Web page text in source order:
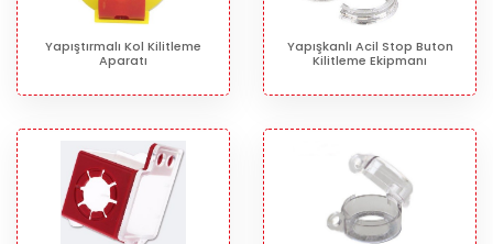
Yapıştırmalı Kol Kilitleme
Aparatı
Yapışkanlı Acil Stop Buton
Kilitleme Ekipmanı